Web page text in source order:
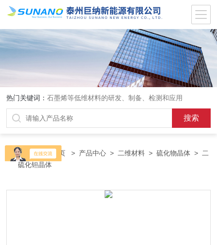
热门关键词：石墨烯等低维材料的研发、制备、检测和应用
当前位置：首页 > 产品中心 > 二维材料 >硫化物晶体 > 二
硫化钽晶体